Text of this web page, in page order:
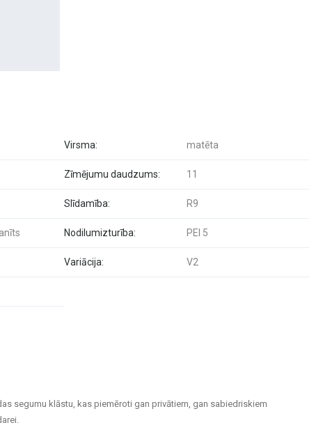
Virsma: matēta
Zīmējumu daudzums: 11
Slīdamība: R9
Nodilumizturība: PEI 5
Variācija: V2
segumu klāstu, kas piemēroti gan privātiem, gan sabiedriskiem